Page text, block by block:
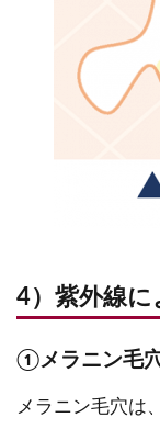
4）紫外線に
①メラニン毛
メラニン毛穴は、